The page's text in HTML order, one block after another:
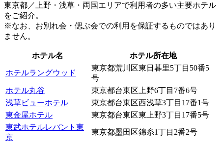
東京都／上野・浅草・両国エリアで利用者の多い主要ホテル
をご紹介。
※なお、お別れ会・偲ぶ会での利用を保証するものではあり
ません。
ホテル名 ホテル所在地
ホテルラングウッド
東京都荒川区東日暮里5丁目50番5
号
ホテル丸谷
東京都台東区上野6丁目7番6号
浅草ビューホテル
東京都台東区西浅草3丁目17番1号
東金屋ホテル
東京都台東区東上野3丁目17番5号
東武ホテルレバント東
京
東京都墨田区錦糸1丁目2番2号